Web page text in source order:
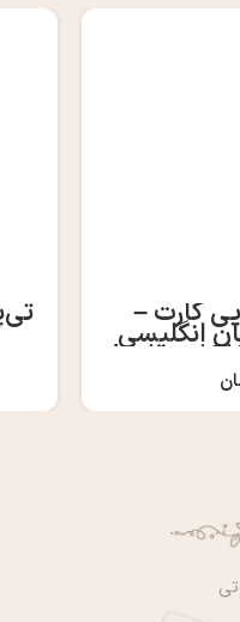
کارت –
انگلیسی
کارت بازی!